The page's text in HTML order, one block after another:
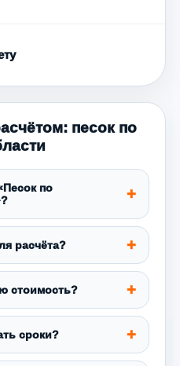
песок по
по
расчёта?
стоимость?
сроки?